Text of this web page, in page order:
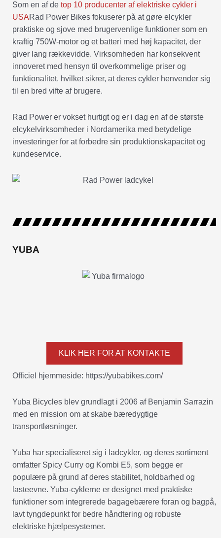
Som en af de top 10 producenter af elektriske cykler i
USARad Power Bikes fokuserer på at gøre elcykler
praktiske og sjove med brugervenlige funktioner som en
kraftig 750W-motor og et batteri med høj kapacitet, der
giver lang rækkevidde. Virksomheden har konsekvent
innoveret med hensyn til overkommelige priser og
funktionalitet, hvilket sikrer, at deres cykler henvender sig
til en bred vifte af brugere.
Rad Power er vokset hurtigt og er i dag en af de største
elcykelvirksomheder i Nordamerika med betydelige
investeringer for at forbedre sin produktionskapacitet og
kundeservice.
YUBA
KLIK HER FOR AT KONTAKTE
Officiel hjemmeside: https://yubabikes.com/
Yuba Bicycles blev grundlagt i 2006 af Benjamin Sarrazin
med en mission om at skabe bæredygtige
transportløsninger.
Yuba har specialiseret sig i ladcykler, og deres sortiment
omfatter Spicy Curry og Kombi E5, som begge er
populære på grund af deres stabilitet, holdbarhed og
lasteevne. Yuba-cyklerne er designet med praktiske
funktioner som integrerede bagagebærere foran og bagpå,
lavt tyngdepunkt for bedre håndtering og robuste
elektriske hjælpesystemer.